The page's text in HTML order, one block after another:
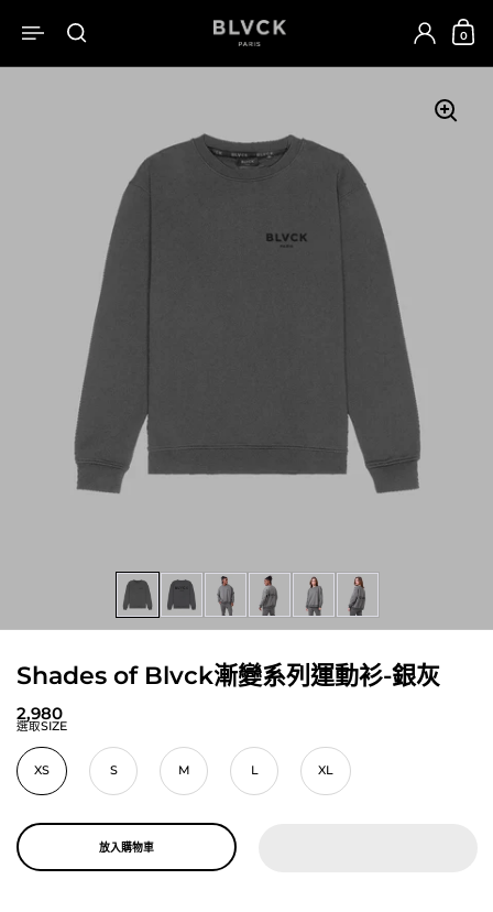
開啟選單開啟搜尋 開啟
0
Shades of Blvck漸變系列運動衫-銀灰
2,980
選取SIZE
XS S M L XL
放入購物車